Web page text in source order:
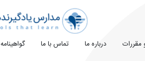
مقررات درباره ما تماس با ما گواهینامه